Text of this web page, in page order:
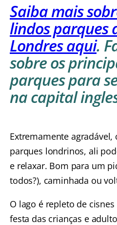
Saiba mais
lindos parques
Londres aqui.
sobre os
parques para
na capital
Extremamente
parques londrinos, ali
e relaxar. Bom para um
todos?), caminhada ou
O lago é repleto de
festa das crianças e